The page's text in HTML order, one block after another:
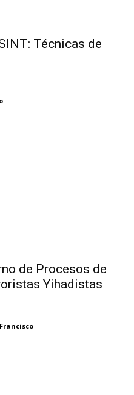
Técnicas de
de Procesos de
Yihadistas